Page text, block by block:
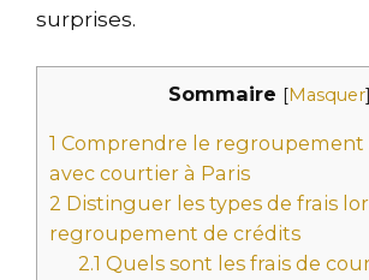
surprises.
Sommaire [Masquer]
1 Comprendre le regroupement
avec courtier à Paris
2 Distinguer les types de frais
regroupement de crédits
2.1 Quels sont les frais de